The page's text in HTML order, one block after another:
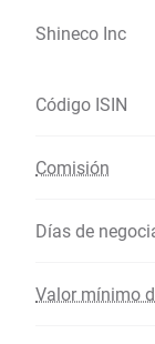
Shineco Inc
Código ISIN
Comisión
Días de
Valor mínimo